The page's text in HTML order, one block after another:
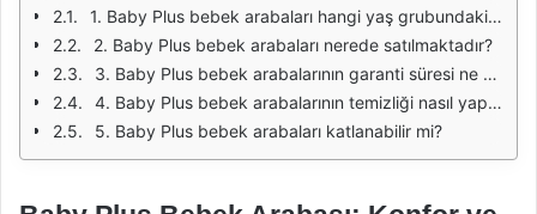
1. Baby Plus bebek arabaları hangi yaş grubundaki bebekler için uygundur?
2. Baby Plus bebek arabaları nerede satılmaktadır?
3. Baby Plus bebek arabalarının garanti süresi ne kadardır?
4. Baby Plus bebek arabalarının temizliği nasıl yapılmalıdır?
5. Baby Plus bebek arabaları katlanabilir mi?